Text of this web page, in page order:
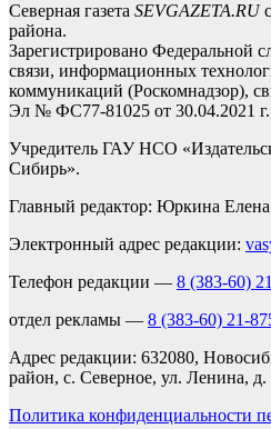
Северная газета SEVGAZETA.RU
района.
Зарегистрировано Федеральной
связи, информационных
коммуникаций (Роскомнадзор),
Эл № ФС77-81025 от 30.04.2021 г.
Учредитель ГАУ НСО
Сибирь».
Главный редактор: Юркина
Электронный адрес редакции:
Телефон редакции — 8 (383-60)
отдел рекламы — 8 (383-60) 21-
Адрес редакции: 632080,
район, с. Северное, ул. Ленина, д.
Политика конфиденциальности